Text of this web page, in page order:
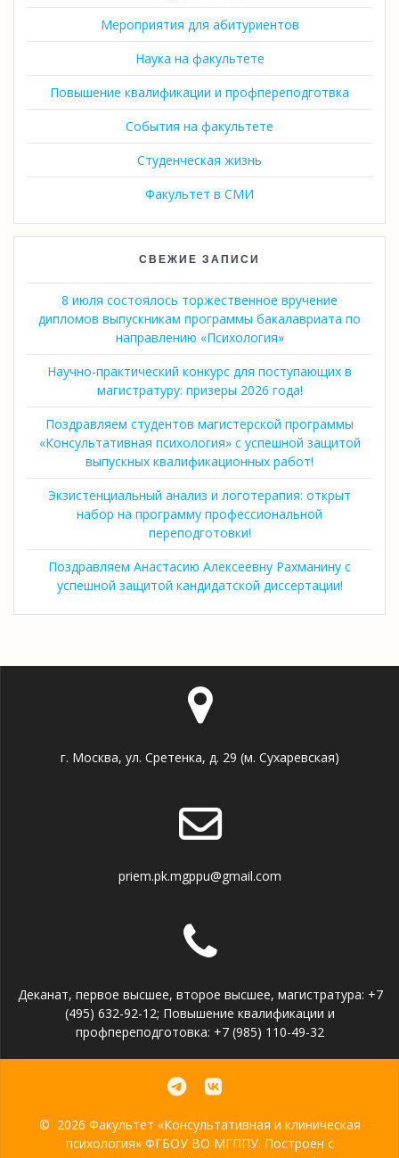
Мероприятия для абитуриентов
Наука на факультете
Повышение квалификации и профпереподготвка
События на факультете
Студенческая жизнь
Факультет в СМИ
СВЕЖИЕ ЗАПИСИ
8 июля состоялось торжественное вручение
дипломов выпускникам программы бакалавриата по
направлению «Психология»
Научно-практический конкурс для поступающих в
магистратуру: призеры 2026 года!
Поздравляем студентов магистерской программы
«Консультативная психология» с успешной защитой
выпускных квалификационных работ!
Экзистенциальный анализ и логотерапия: открыт
набор на программу профессиональной
переподготовки!
Поздравляем Анастасию Алексеевну Рахманину с
успешной защитой кандидатской диссертации!
г. Москва, ул. Сретенка, д. 29 (м. Сухаревская)
priem.pk.mgppu@gmail.com
Деканат, первое высшее, второе высшее, магистратура: +7
(495) 632-92-12; Повышение квалификации и
профпереподготовка: +7 (985) 110-49-32
© 2026 Факультет «Консультативная и клиническая
психология» ФГБОУ ВО МГППУ. Построен с